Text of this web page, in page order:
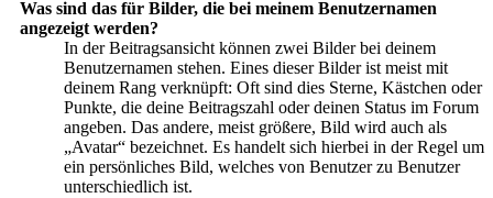
Was sind das für Bilder, die bei meinem Benutzernamen
angezeigt werden?
In der Beitragsansicht können zwei Bilder bei deinem
Benutzernamen stehen. Eines dieser Bilder ist meist mit
deinem Rang verknüpft: Oft sind dies Sterne, Kästchen oder
Punkte, die deine Beitragszahl oder deinen Status im Forum
angeben. Das andere, meist größere, Bild wird auch als
„Avatar“ bezeichnet. Es handelt sich hierbei in der Regel um
ein persönliches Bild, welches von Benutzer zu Benutzer
unterschiedlich ist.